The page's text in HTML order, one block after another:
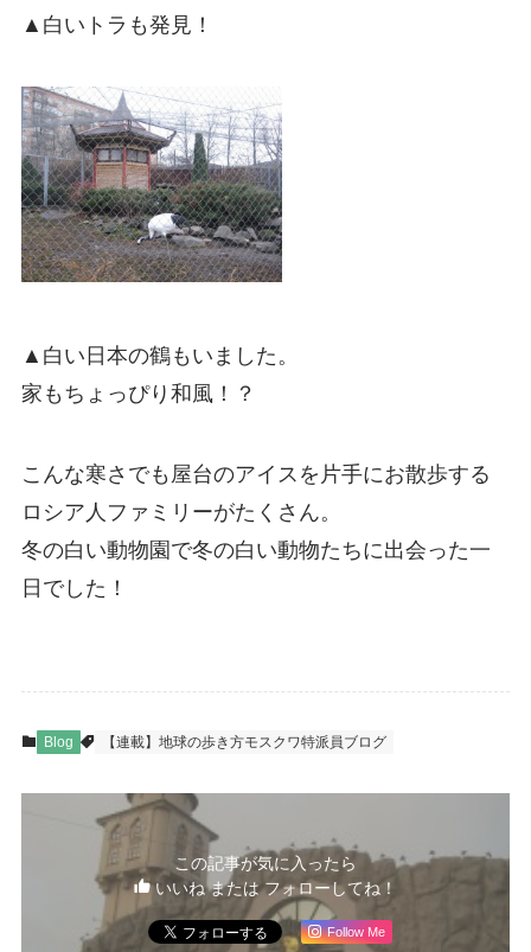
▲白いトラも発見！
▲白い日本の鶴もいました。
家もちょっぴり和風！？
こんな寒さでも屋台のアイスを片手にお散歩する
ロシア人ファミリーがたくさん。
冬の白い動物園で冬の白い動物たちに出会った一
日でした！
Blog 【連載】地球の歩き方モスクワ特派員ブログ
この記事が気に入ったら
いいね または フォローしてね！
Follow Me